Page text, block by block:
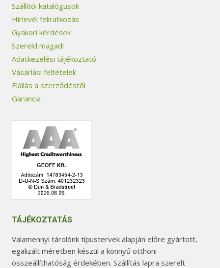
Szállítói katalógusok
Hírlevél feliratkozás
Gyakori kérdések
Szereld magad!
Adatkezelési tájékoztató
Vásárlási feltételek
Elállás a szerződéstől
Garancia
TÁJÉKOZTATÁS
Valamennyi tárolónk típustervek alapján előre gyártott,
egalizált méretben készül a könnyű otthoni
összeállíthatóság érdekében. Szállítás lapra szerelt